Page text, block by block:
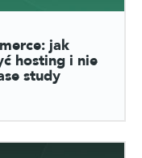
jak
hosting i nie
study